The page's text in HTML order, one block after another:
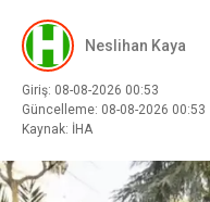
Neslihan Kaya
Giriş: 08-08-2026 00:53
Güncelleme: 08-08-2026 00:53
Kaynak: İHA